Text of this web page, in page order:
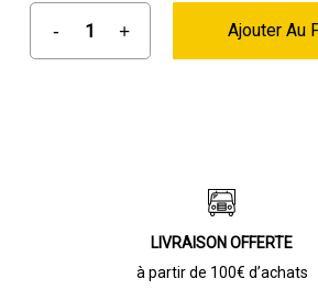
Ajouter Au
LIVRAISON OFFERTE
à partir de 100€ d’achats